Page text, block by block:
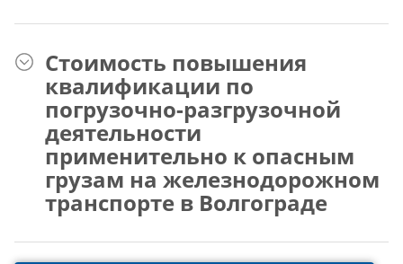
Стоимость повышения
квалификации по
погрузочно-разгрузочной
деятельности
применительно к опасным
грузам на железнодорожном
транспорте в Волгограде